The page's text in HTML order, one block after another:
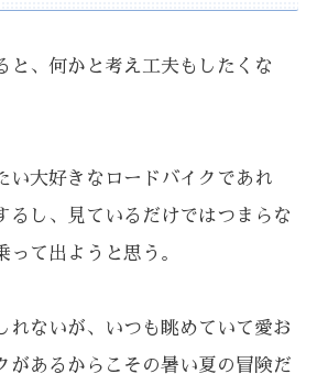
、何かと考え工夫もしたくな
大好きなロードバイクであれ
るし、見ているだけではつまらな
って出ようと思う。
ないが、いつも眺めていて愛お
があるからこその暑い夏の冒険だ